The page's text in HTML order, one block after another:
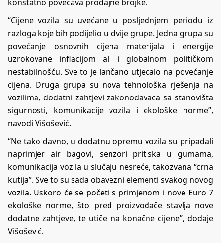
konstatno povećava prodajne brojke.
“Cijene vozila su uvećane u posljednjem periodu iz
razloga koje bih podijelio u dvije grupe. Jedna grupa su
povećanje osnovnih cijena materijala i energije
uzrokovane inflacijom ali i globalnom političkom
nestabilnošću. Sve to je lančano utjecalo na povećanje
cijena. Druga grupa su nova tehnološka rješenja na
vozilima, dodatni zahtjevi zakonodavaca sa stanovišta
sigurnosti, komunikacije vozila i ekološke norme”,
navodi Višošević.
“Ne tako davno, u dodatnu opremu vozila su pripadali
naprimjer air bagovi, senzori pritiska u gumama,
komunikacija vozila u slučaju nesreće, takozvana “crna
kutija”. Sve to su sada obavezni elementi svakog novog
vozila. Uskoro će se početi s primjenom i nove Euro 7
ekološke norme, što pred proizvođače stavlja nove
dodatne zahtjeve, te utiče na konačne cijene”, dodaje
Višošević.